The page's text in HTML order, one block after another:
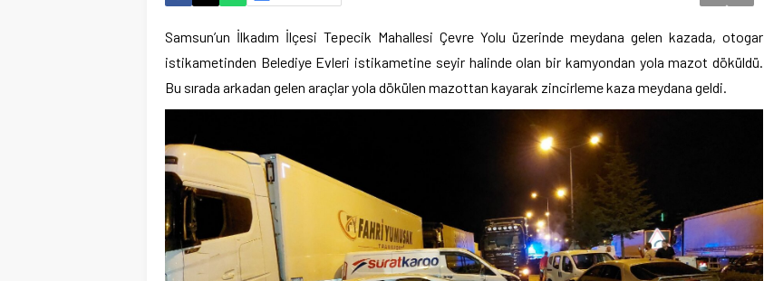
Samsun’un İlkadım İlçesi Tepecik Mahallesi Çevre Yolu üzerinde meydana gelen kazada, otogar
istikametinden Belediye Evleri istikametine seyir halinde olan bir kamyondan yola mazot döküldü.
Bu sırada arkadan gelen araçlar yola dökülen mazottan kayarak zincirleme kaza meydana geldi.